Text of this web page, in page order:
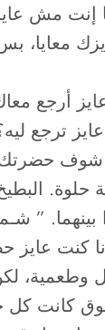
إنت مش
معايا،
أرجع
ترجع
شوف
بينهما. ”
كنت عايز
وطعمية،
كانت